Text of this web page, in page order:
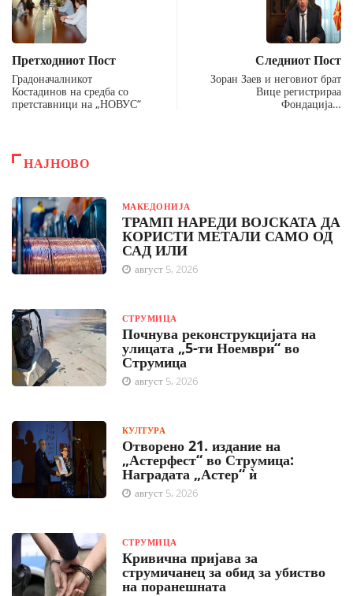
Претходниот Пост
Градоначалникот
Костадинов на средба со
претставници на „НОВУС“
Следниот Пост
Зоран Заев и неговиот брат
Вице регистрираа
Фондација…
НАЈНОВО
МАКЕДОНИЈА
ТРАМП НАРЕДИ ВОЈСКАТА ДА
КОРИСТИ МЕТАЛИ САМО ОД
САД ИЛИ
август 5, 2026
СТРУМИЦА
Почнува реконструкцијата на
улицата „5-ти Ноември“ во
Струмица
август 5, 2026
КУЛТУРА
Отворено 21. издание на
„Астерфест“ во Струмица:
Наградата „Астер“ ѝ
август 5, 2026
СТРУМИЦА
Кривична пријава за
струмичанец за обид за убиство
на поранешната